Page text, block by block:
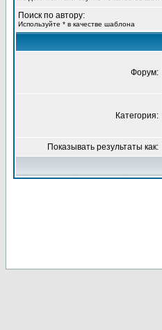
Поиск по автору:
Используйте * в качестве шаблона
Форум:
Категория:
Показывать результаты как: